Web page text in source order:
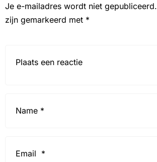
Je e-mailadres wordt niet gepubliceerd.
zijn gemarkeerd met *